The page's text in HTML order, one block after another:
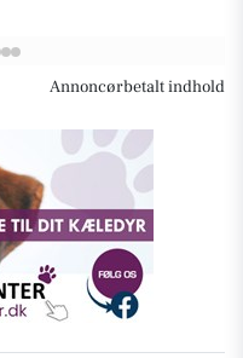
Annoncørbetalt indhold